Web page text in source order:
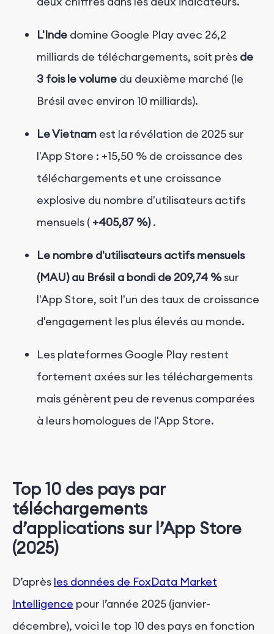
L'Inde domine Google Play avec 26,2
milliards de téléchargements, soit près de
3 fois le volume du deuxième marché (le
Brésil avec environ 10 milliards).
Le Vietnam est la révélation de 2025 sur
l'App Store : +15,50 % de croissance des
téléchargements et une croissance
explosive du nombre d'utilisateurs actifs
mensuels ( +405,87 %) .
Le nombre d'utilisateurs actifs mensuels
(MAU) au Brésil a bondi de 209,74 %sur
l'App Store, soit l'un des taux de croissance
d'engagement les plus élevés au monde.
Les plateformes Google Play restent
fortement axées sur les téléchargements
mais génèrent peu de revenus comparées
à leurs homologues de l'App Store.
Top 10 des pays par
téléchargements
d’applications sur l’App Store
(2025)
D’après les données de FoxData Market
Intelligence pour l’année 2025 (janvier-
décembre), voici le top 10 des pays en fonction